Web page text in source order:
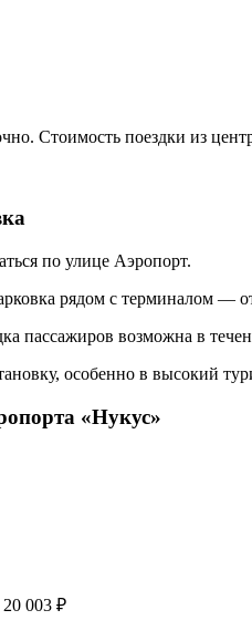
Стоимость поездки из
по улице Аэропорт.
рядом с терминалом —
пассажиров возможна в
особенно в высокий
«Нукус»
20 003 ₽